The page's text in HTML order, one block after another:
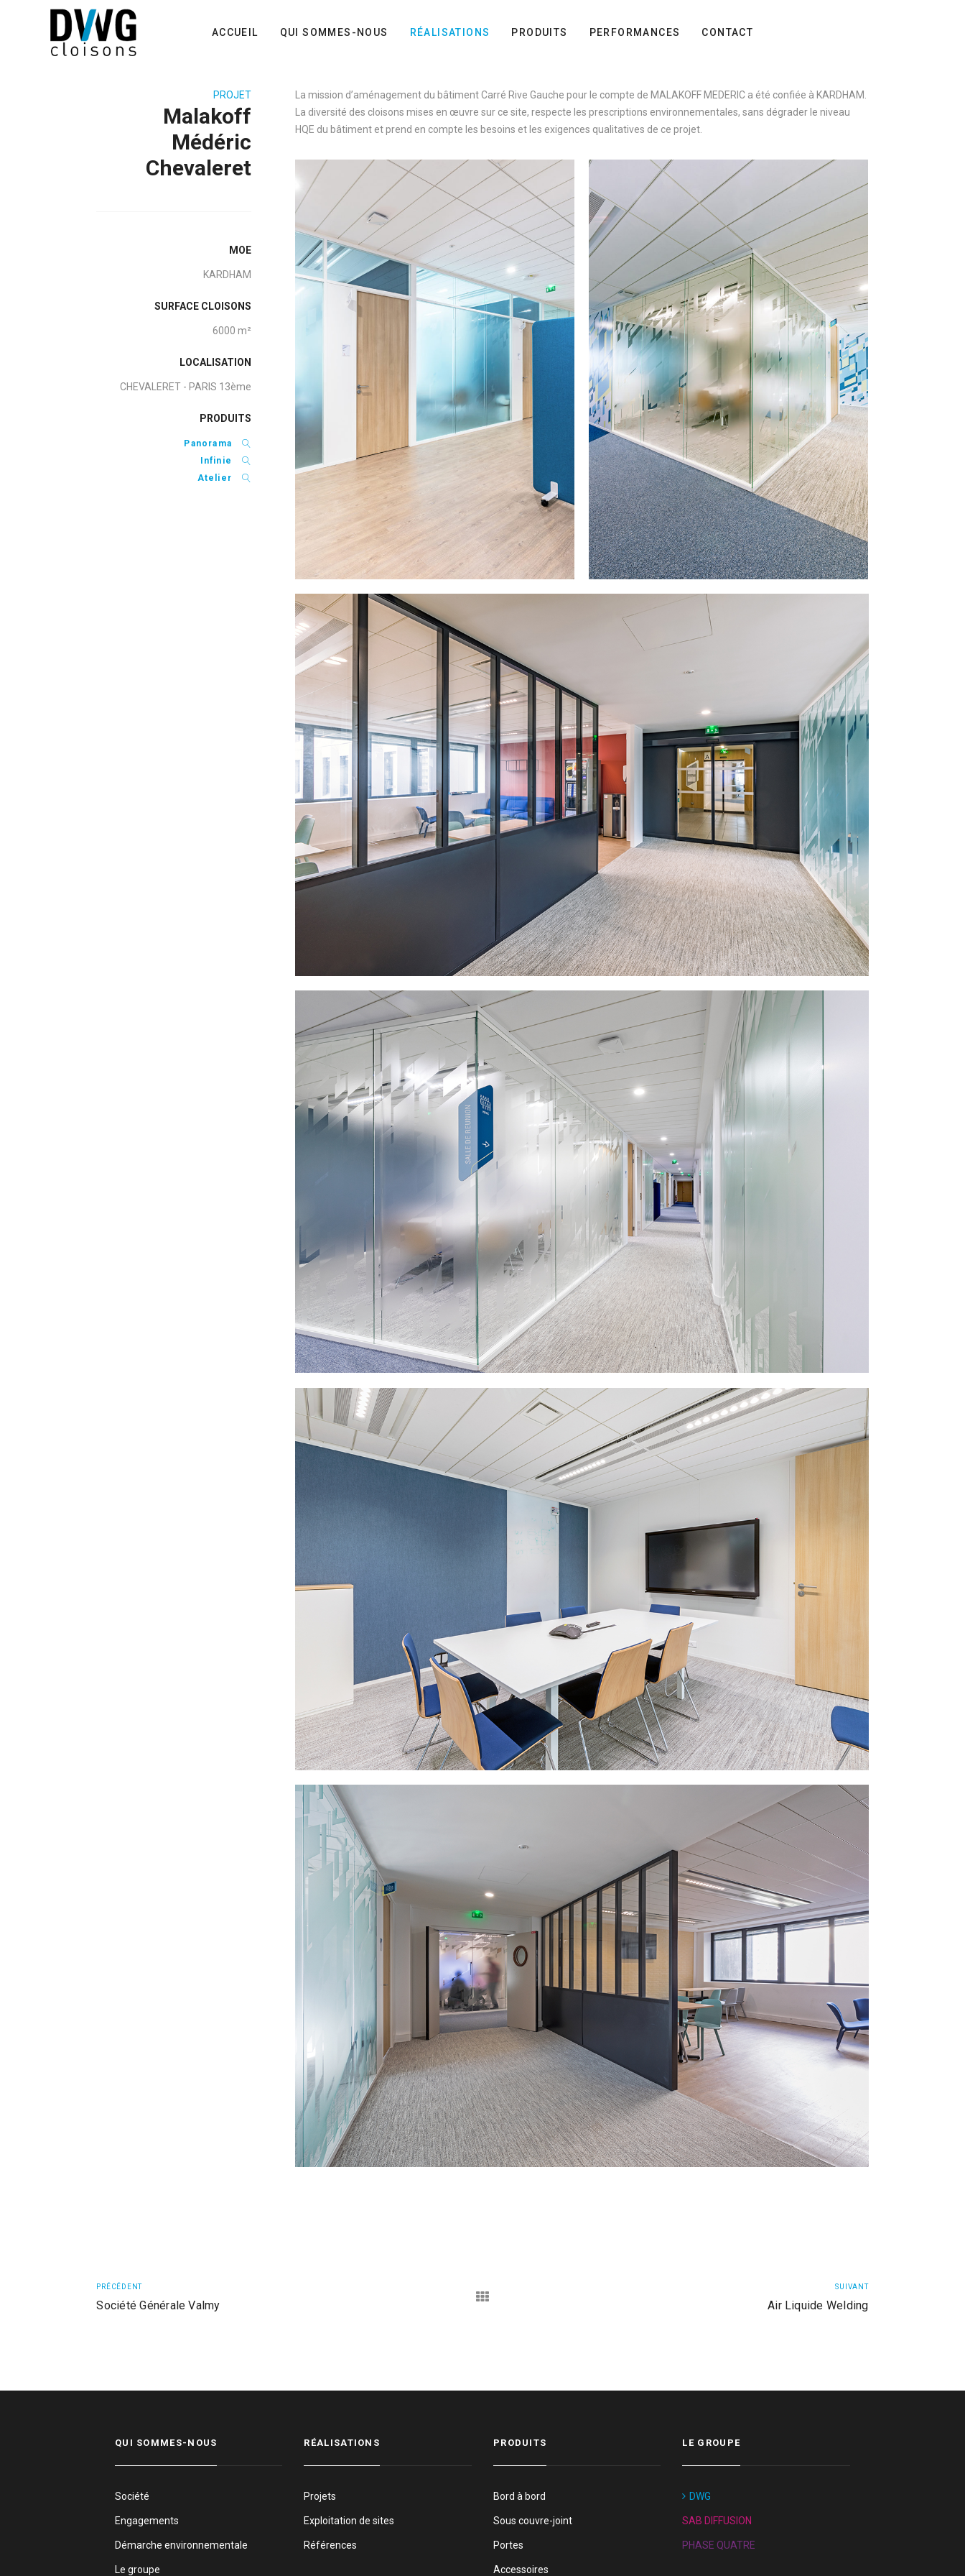
ACCUEIL QUI SOMMES-NOUS RÉALISATIONS PRODUITS PERFORMANCES CONTACT
PROJET
Malakoff
Médéric
Chevaleret
MOE
KARDHAM
SURFACE CLOISONS
6000 m²
LOCALISATION
CHEVALERET - PARIS 13ème
PRODUITS
Panorama
Infinie
Atelier
La mission d’aménagement du bâtiment Carré Rive Gauche pour le compte de MALAKOFF MEDERIC a été confiée à KARDHAM.
La diversité des cloisons mises en œuvre sur ce site, respecte les prescriptions environnementales, sans dégrader le niveau
HQE du bâtiment et prend en compte les besoins et les exigences qualitatives de ce projet.
PRÉCÉDENT
Société Générale Valmy
SUIVANT
Air Liquide Welding
QUI SOMMES-NOUS
Société
Engagements
Démarche environnementale
Le groupe
RÉALISATIONS
Projets
Exploitation de sites
Références
PRODUITS
Bord à bord
Sous couvre-joint
Portes
Accessoires
LE GROUPE
DWG
SAB DIFFUSION
PHASE QUATRE